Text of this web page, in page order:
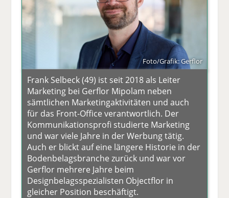
Foto/Grafik: Gerflor
Frank Selbeck (49) ist seit 2018 als Leiter
Marketing bei Gerflor Mipolam neben
sämtlichen Marketingaktivitäten und auch
für das Front-Office verantwortlich. Der
Kommunikationsprofi studierte Marketing
und war viele Jahre in der Werbung tätig.
Auch er blickt auf eine längere Historie in der
Bodenbelagsbranche zurück und war vor
Gerflor mehrere Jahre beim
Designbelagsspezialisten Objectflor in
gleicher Position beschäftigt.